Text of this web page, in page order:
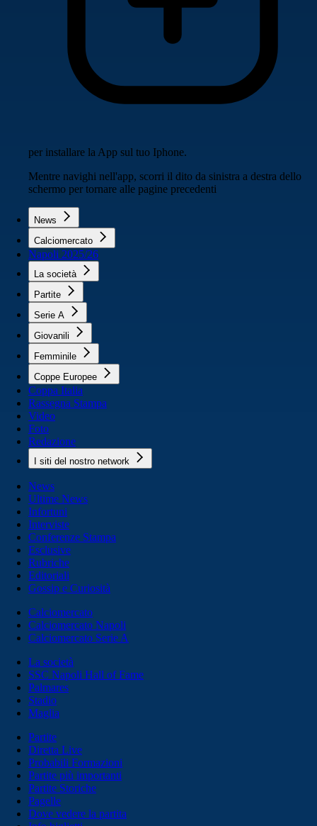
per installare la App sul tuo Iphone.
Mentre navighi nell'app, scorri il dito da sinistra a destra dello
schermo per tornare alle pagine precedenti
News
Calciomercato
Napoli 2025/26
La società
Partite
Serie A
Giovanili
Femminile
Coppe Europee
Coppa Italia
Rassegna Stampa
Video
Foto
Redazione
I siti del nostro network
News
Ultime News
Infortuni
Interviste
Conferenze Stampa
Esclusive
Rubriche
Editoriali
Gossip e Curiosità
Calciomercato
Calciomercato Napoli
Calciomercato Serie A
La società
SSC Napoli Hall of Fame
Palmares
Stadio
Maglia
Partite
Diretta Live
Probabili Formazioni
Partite più importanti
Partite Storiche
Pagelle
Dove vedere la partita